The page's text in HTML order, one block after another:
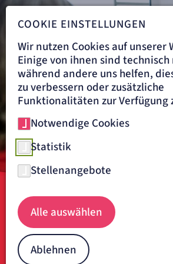
Navigationspfad
BENEDICTUS KRANKENHAUS FELDAFING
PHYSIOTHERAPIE
Unsere
geriatrische
COOKIE EINSTELLUNGEN
Wir nutzen Cookies auf unserer
Einige von ihnen sind
während andere uns helfen,
zu verbessern oder zusätzliche
Funktionalitäten zur Verfügung
Notwendige Cookies
Statistik
Stellenangebote
Alle auswählen
Ablehnen